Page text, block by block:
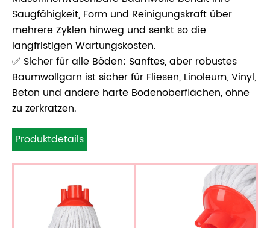
Saugfähigkeit, Form und Reinigungskraft über
mehrere Zyklen hinweg und senkt so die
langfristigen Wartungskosten.
✅ Sicher für alle Böden: Sanftes, aber robustes
Baumwollgarn ist sicher für Fliesen, Linoleum, Vinyl,
Beton und andere harte Bodenoberflächen, ohne
zu zerkratzen.
Produktdetails